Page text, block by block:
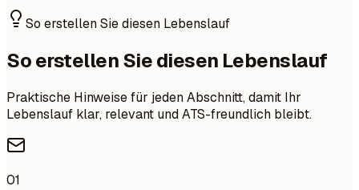
So erstellen Sie diesen Lebenslauf
So erstellen Sie diesen Lebenslauf
Praktische Hinweise für jeden Abschnitt, damit Ihr
Lebenslauf klar, relevant und ATS-freundlich bleibt.
01